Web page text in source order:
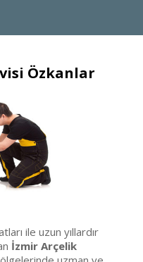
Özkanlar
ile uzun yıllardır
İzmir Arçelik